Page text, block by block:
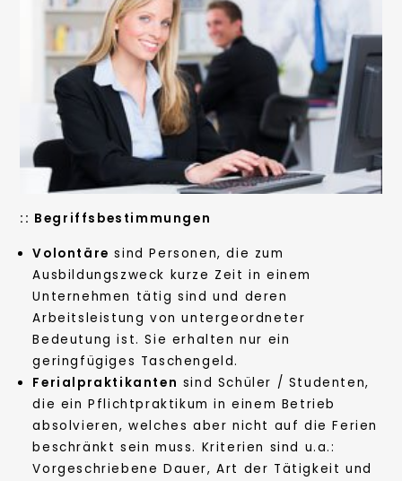
:: Begriffsbestimmungen
Volontäre sind Personen, die zum
Ausbildungszweck kurze Zeit in einem
Unternehmen tätig sind und deren
Arbeitsleistung von untergeordneter
Bedeutung ist. Sie erhalten nur ein
geringfügiges Taschengeld.
Ferialpraktikanten sind Schüler / Studenten,
die ein Pflichtpraktikum in einem Betrieb
absolvieren, welches aber nicht auf die Ferien
beschränkt sein muss. Kriterien sind u.a.:
Vorgeschriebene Dauer, Art der Tätigkeit und